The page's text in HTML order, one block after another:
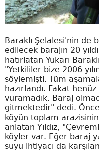
Baraklı Şelalesi'nin de
edilecek barajın 20
hatırlatan Yukarı
"Yetkililer bize 2006
söylemişti. Tüm
hazırlandı. Fakat
vuramadık. Baraj
gitmektedir" dedi.
köyün toplam
anlatan Yıldız,
köyler var. Eğer baraj
suyu ihtiyacı da